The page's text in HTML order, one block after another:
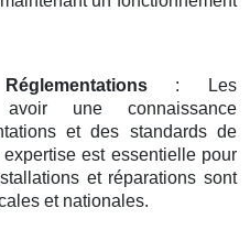
: Les
une connaissance
et des standards de
est essentielle pour
et réparations sont
et nationales.